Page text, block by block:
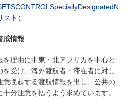
ト）
戒情報
理由に中東・北アフリカを中心と
受け、海外渡航者・滞在者に対し
意喚起する渡航情報を出し、公共の
分注意を払うよう求めています。